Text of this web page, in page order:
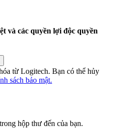
và các quyền lợi độc quyền
từ Logitech. Bạn có thể hủy
sách bảo mật.
hộp thư đến của bạn.